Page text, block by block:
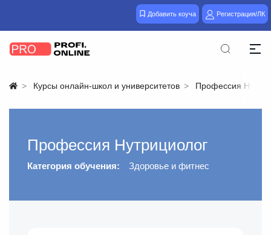
Добавить коуча Регистрация/ЛК
Курсы онлайн-школ и университетов Профессия
Профессия Нутрициолог
Категория обучения: Здоровье и фитнес